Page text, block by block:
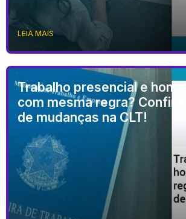
LEIA MAIS
Trabalho presencial e
com mesma regra?
de mudanças na CLT!